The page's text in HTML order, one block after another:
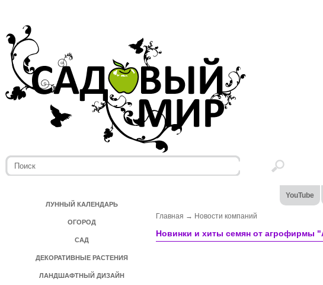
ЛУННЫЙ КАЛЕНДАРЬ
ОГОРОД
САД
ДЕКОРАТИВНЫЕ РАСТЕНИЯ
ЛАНДШАФТНЫЙ ДИЗАЙН
YouTube
Главная → Новости компаний
Новинки и хиты семян от агрофирмы